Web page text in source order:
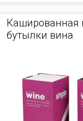
Кашированная
бутылки вина